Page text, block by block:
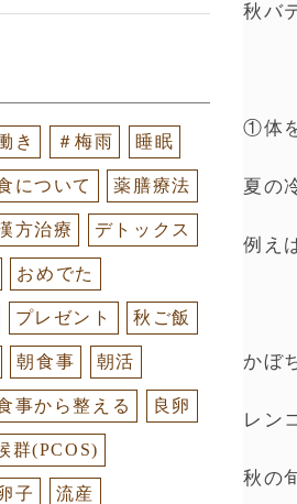
秋バ
①体
夏の
例え
かぼ
レン
秋の
き ＃梅雨 睡眠
について 薬膳療法
方治療 デトックス
おめでた
プレゼント 秋ご飯
朝食事 朝活
事から整える 良卵
群(PCOS)
子 流産